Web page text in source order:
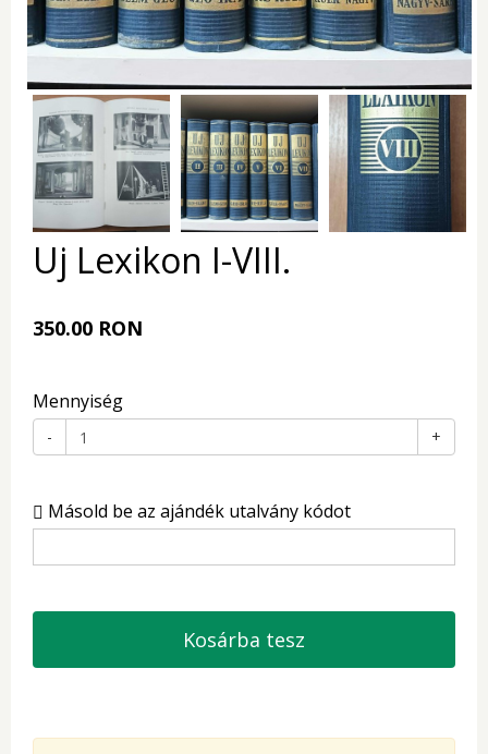
Uj Lexikon I-VIII.
350.00 RON
Mennyiség
- +
Másold be az ajándék utalvány kódot
Kosárba tesz